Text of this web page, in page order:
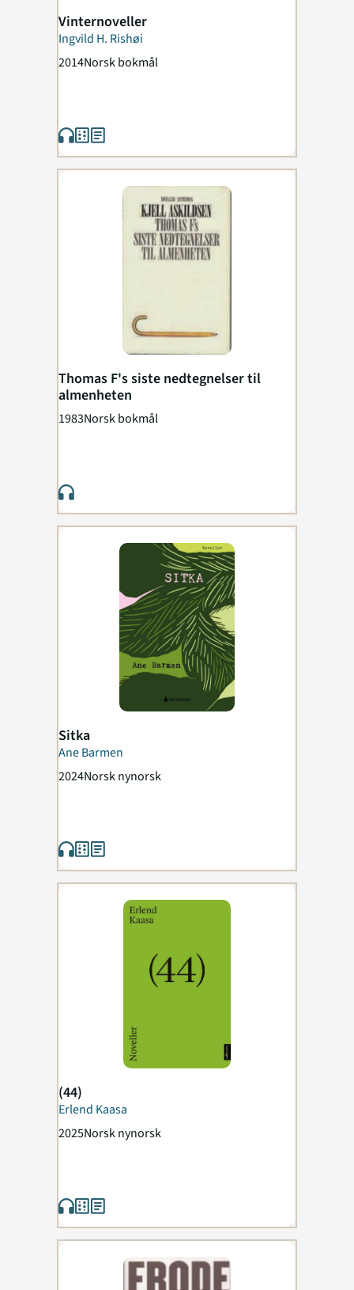
Vinternoveller
Ingvild H. Rishøi
2014Norsk bokmål
Thomas F's siste nedtegnelser til
almenheten
1983Norsk bokmål
Sitka
Ane Barmen
2024Norsk nynorsk
(44)
Erlend Kaasa
2025Norsk nynorsk